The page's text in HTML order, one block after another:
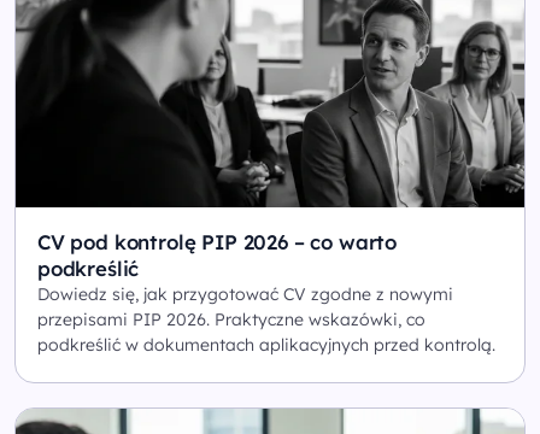
CV pod kontrolę PIP 2026 – co warto
podkreślić
Dowiedz się, jak przygotować CV zgodne z nowymi
przepisami PIP 2026. Praktyczne wskazówki, co
podkreślić w dokumentach aplikacyjnych przed kontrolą.